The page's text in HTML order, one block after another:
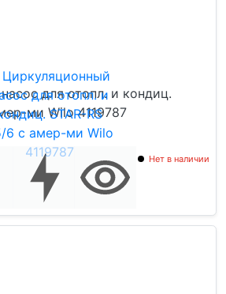
для отопл. и кондиц.
ми Wilo 4119787
Нет в наличии